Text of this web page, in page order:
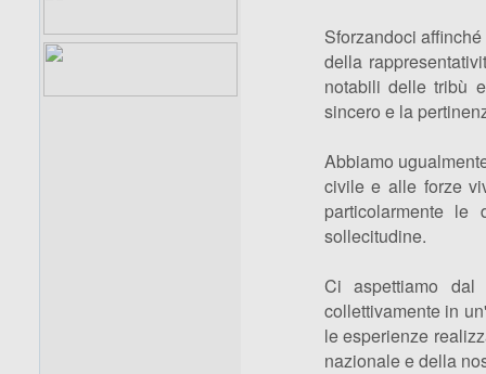
Sforzandoci
della
notabili delle tribù
sincero e la
Abbiamo
civile e alle forze
particolarmente
sollecitudine.
Ci aspettiamo dal
collettivamente in
le esperienze
nazionale e della